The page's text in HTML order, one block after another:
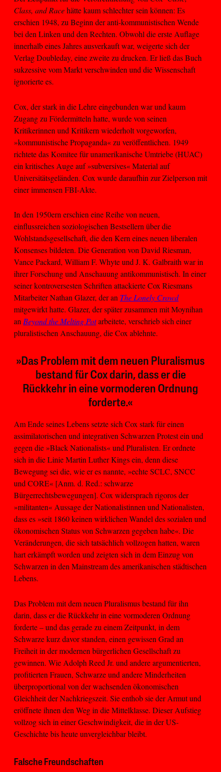
Class, and Racehätte kaum schlechter sein können: Es
erschien 1948, zu Beginn der anti-kommunistischen Wende
bei den Linken und den Rechten. Obwohl die erste Auflage
innerhalb eines Jahres ausverkauft war, weigerte sich der
Verlag Doubleday, eine zweite zu drucken. Er ließ das Buch
sukzessive vom Markt verschwinden und die Wissenschaft
ignorierte es.
Cox, der stark in die Lehre eingebunden war und kaum
Zugang zu Fördermitteln hatte, wurde von seinen
Kritikerinnen und Kritikern wiederholt vorgeworfen,
»kommunistische Propaganda« zu veröffentlichen. 1949
richtete das Komitee für unamerikanische Umtriebe (HUAC)
ein kritisches Auge auf »subversives« Material auf
Universitätsgeländen. Cox wurde daraufhin zur Zielperson mit
einer immensen FBI-Akte.
In den 1950ern erschien eine Reihe von neuen,
einflussreichen soziologischen Bestsellern über die
Wohlstandsgesellschaft, die den Kern eines neuen liberalen
Konsenses bildeten. Die Generation von David Riesman,
Vance Packard, William F. Whyte und J. K. Galbraith war in
ihrer Forschung und Anschauung antikommunistisch. In einer
seiner kontroversesten Schriften attackierte Cox Riesmans
Mitarbeiter Nathan Glazer, der an The Lonely Crowd
mitgewirkt hatte. Glazer, der später zusammen mit Moynihan
an Beyond the Melting Potarbeitete, verschrieb sich einer
pluralistischen Anschauung, die Cox ablehnte.
»Das Problem mit dem neuen Pluralismus
bestand für Cox darin, dass er die
Rückkehr in eine vormoderen Ordnung
forderte.«
Am Ende seines Lebens setzte sich Cox stark für einen
assimilatorischen und integrativen Schwarzen Protest ein und
gegen die »Black Nationalists« und Pluralisten. Er ordnete
sich in die Linie Martin Luther Kings ein, denn diese
Bewegung sei die, wie er es nannte, »echte SCLC, SNCC
und CORE« [Anm. d. Red.: schwarze
Bürgerrechtsbewegungen]. Cox widersprach rigoros der
»militanten« Aussage der Nationalistinnen und Nationalisten,
dass es »seit 1860 keinen wirklichen Wandel des sozialen und
ökonomischen Status von Schwarzen gegeben habe«. Die
Veränderungen, die sich tatsächlich vollzogen hatten, waren
hart erkämpft worden und zeigten sich in dem Einzug von
Schwarzen in den Mainstream des amerikanischen städtischen
Lebens.
Das Problem mit dem neuen Pluralismus bestand für ihn
darin, dass er die Rückkehr in eine vormoderen Ordnung
forderte – und das gerade zu einem Zeitpunkt, in dem
Schwarze kurz davor standen, einen gewissen Grad an
Freiheit in der modernen bürgerlichen Gesellschaft zu
gewinnen. Wie Adolph Reed Jr. und andere argumentierten,
profitierten Frauen, Schwarze und andere Minderheiten
überproportional von der wachsenden ökonomischen
Gleichheit der Nachkriegszeit. Sie enthob sie der Armut und
eröffnete ihnen den Weg in die Mittelklasse. Dieser Aufstieg
vollzog sich in einer Geschwindigkeit, die in der US-
Geschichte bis heute unvergleichbar bleibt.
Falsche Freundschaften